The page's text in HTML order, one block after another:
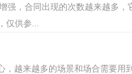
，合同出现的次数越来越多，
仅供参...
越来越多的场景和场合需要用